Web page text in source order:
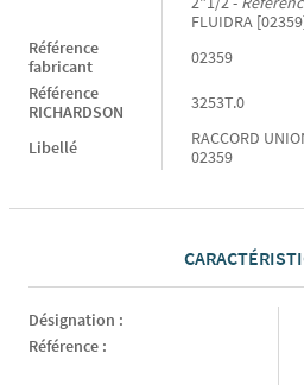
FLUIDRA
Référence
fabricant
02359
Référence
RICHARDSON
3253T.0
Libellé
RACCORD
02359
Caractéristiques
Désignation :
Référence :